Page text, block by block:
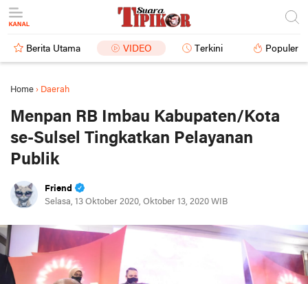
Berita Utama VIDEO Terkini Populer
Home › Daerah
Menpan RB Imbau Kabupaten/Kota
se-Sulsel Tingkatkan Pelayanan
Publik
Friend
Selasa, 13 Oktober 2020, Oktober 13, 2020 WIB